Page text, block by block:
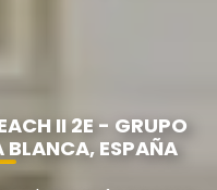
II 2E - GRUPO
BLANCA, ESPAÑA